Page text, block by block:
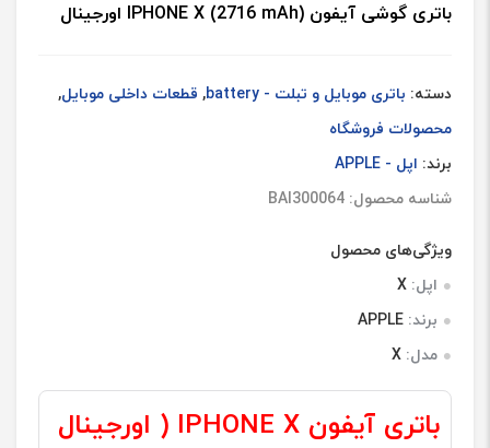
باتری گوشی آیفون IPHONE X (2716 mAh) اورجینال
دسته: باتری موبایل و تبلت - battery , قطعات داخلی موبایل,
محصولات فروشگاه
برند: اپل - APPLE
شناسه محصول: BAI300064
ویژگی‌های محصول
اپل: X
برند: APPLE
مدل: X
باتری آیفون IPHONE X ( اورجینال